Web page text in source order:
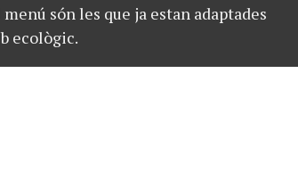
són les que ja estan adaptades
ecològic.